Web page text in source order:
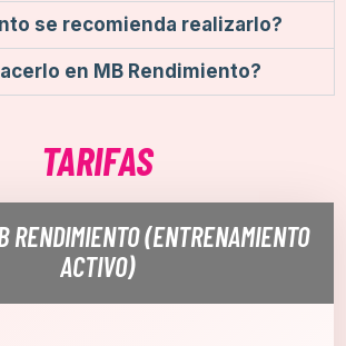
se recomienda realizarlo?
en MB Rendimiento?
TARIFAS
RENDIMIENTO (ENTRENAMIENTO
ACTIVO)